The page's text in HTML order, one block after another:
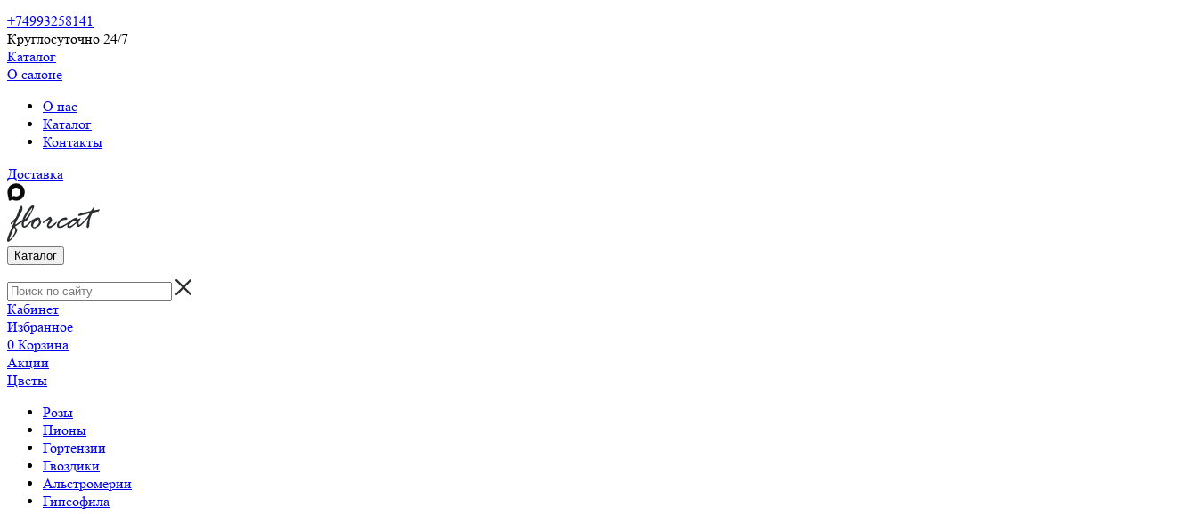
+74993258141
Круглосуточно 24/7
Каталог
О салоне
О нас
Каталог
Контакты
Доставка
Каталог
Кабинет
Избранное
0 Корзина
Акции
Цветы
Розы
Пионы
Гортензии
Гвоздики
Альстромерии
Гипсофила